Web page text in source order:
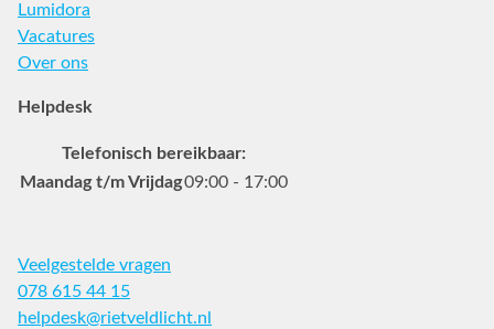
Lumidora
Vacatures
Over ons
Helpdesk
Telefonisch bereikbaar:
Maandag t/m Vrijdag09:00 - 17:00
Veelgestelde vragen
078 615 44 15
helpdesk@rietveldlicht.nl